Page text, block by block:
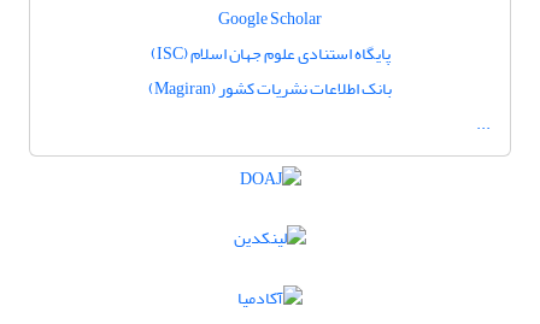
Google Scholar
پایگاه استنادی علوم جهان اسلام (ISC)
بانک اطلاعات نشریات کشور (Magiran)
...